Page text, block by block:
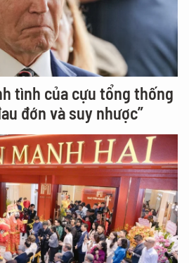
tình của cựu tổng thống
đớn và suy nhược”